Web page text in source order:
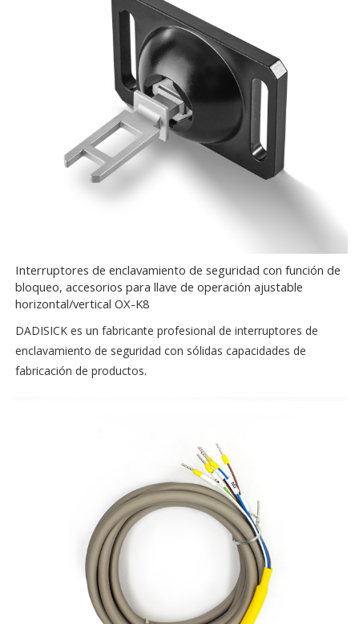
Interruptores de enclavamiento de seguridad con función de
bloqueo, accesorios para llave de operación ajustable
horizontal/vertical OX-K8
DADISICK es un fabricante profesional de interruptores de
enclavamiento de seguridad con sólidas capacidades de
fabricación de productos.